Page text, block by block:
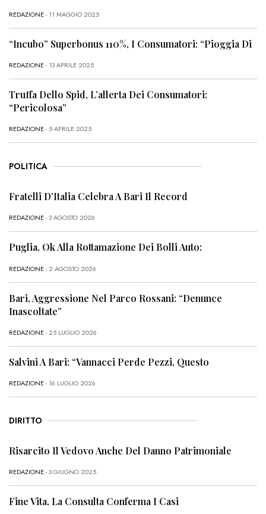
REDAZIONE- 11 MAGGIO 2025
“Incubo” Superbonus 110%, I Consumatori: “Pioggia Di
REDAZIONE- 13 APRILE 2025
Truffa Dello Spid, L’allerta Dei Consumatori:
“Pericolosa”
REDAZIONE- 5 APRILE 2025
POLITICA
Fratelli D’Italia Celebra A Bari Il Record
REDAZIONE- 3 AGOSTO 2026
Puglia, Ok Alla Rottamazione Dei Bolli Auto:
REDAZIONE- 2 AGOSTO 2026
Bari, Aggressione Nel Parco Rossani: “Denunce
Inascoltate”
REDAZIONE- 25 LUGLIO 2026
Salvini A Bari: “Vannacci Perde Pezzi, Questo
REDAZIONE- 16 LUGLIO 2026
DIRITTO
Risarcito Il Vedovo Anche Del Danno Patrimoniale
REDAZIONE- 3 GIUGNO 2025
Fine Vita, La Consulta Conferma I Casi